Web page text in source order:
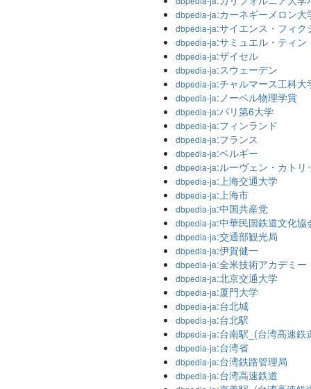
dbpedia-ja:カーネギーメロン大
dbpedia-ja:サイエンス・フィク
dbpedia-ja:サミュエル・ティン
dbpedia-ja:ザイセル
dbpedia-ja:スウェーデン
dbpedia-ja:チャルマース工科大
dbpedia-ja:ノーベル物理学賞
dbpedia-ja:パリ第6大学
dbpedia-ja:フィンランド
dbpedia-ja:フランス
dbpedia-ja:ベルギー
dbpedia-ja:ルーヴェン・カトリ
dbpedia-ja:上海交通大学
dbpedia-ja:上海市
dbpedia-ja:中国共産党
dbpedia-ja:中華民国鉄道文化協
dbpedia-ja:交通部観光局
dbpedia-ja:伊賀健一
dbpedia-ja:全米技術アカデミー
dbpedia-ja:北京交通大学
dbpedia-ja:厦門大学
dbpedia-ja:台北城
dbpedia-ja:台北駅
dbpedia-ja:台南駅_(台湾高速鉄
dbpedia-ja:台湾省
dbpedia-ja:台湾鉄路管理局
dbpedia-ja:台湾高速鉄道